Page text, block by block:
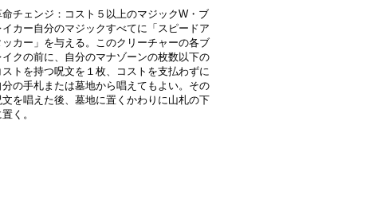
命チェンジ：コスト５以上のマジックW・ブ
イカー自分のマジックすべてに「スピードア
ッカー」を与える。このクリーチャーの各ブ
イクの前に、自分のマナゾーンの枚数以下の
ストを持つ呪文を１枚、コストを支払わずに
分の手札または墓地から唱えてもよい。その
文を唱えた後、墓地に置くかわりに山札の下
く。